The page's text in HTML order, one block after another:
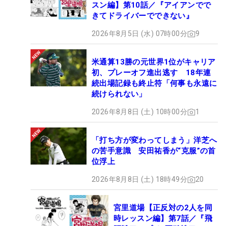
スン編】第10話／『アイアンでで
きてドライバーでできない』
2026年8月5日 (水) 07時00分 9
米通算13勝の元世界1位がキャリア
初、プレーオフ進出逃す 18年連
続出場記録も終止符「何事も永遠に
続けられない」
2026年8月8日 (土) 10時00分 1
「打ち方が変わってしまう」洋芝へ
の苦手意識 安田祐香が“克服”の首
位浮上
2026年8月8日 (土) 18時49分 20
宮里道場【正反対の2人を同
時レッスン編】第7話／『飛